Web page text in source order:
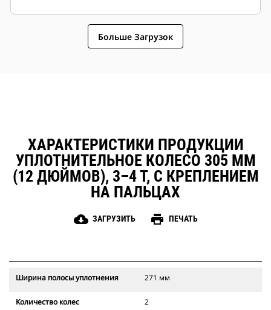
Больше Загрузок
ХАРАКТЕРИСТИКИ ПРОДУКЦИИ
УПЛОТНИТЕЛЬНОЕ КОЛЕСО 305 ММ
(12 ДЮЙМОВ), 3–4 Т, С КРЕПЛЕНИЕМ
НА ПАЛЬЦАХ
cloud_download ЗАГРУЗИТЬ print ПЕЧАТЬ
Ширина полосы уплотнения 271 мм
Количество колес 2